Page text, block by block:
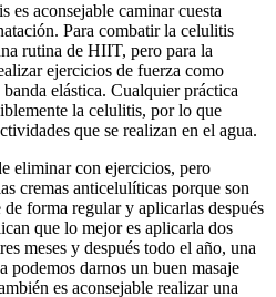
es aconsejable caminar cuesta
Para combatir la celulitis
rutina de HIIT, pero para la
ejercicios de fuerza como
elástica. Cualquier práctica
la celulitis, por lo que
que se realizan en el agua.
eliminar con ejercicios, pero
cremas anticelulíticas porque son
forma regular y aplicarlas después
que lo mejor es aplicarla dos
meses y después todo el año, una
podemos darnos un buen masaje
es aconsejable realizar una